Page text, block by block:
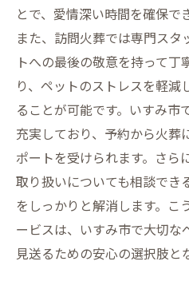
とで、愛情深い時間を確保で
また、訪問火葬では専門スタ
トへの最後の敬意を持って丁
り、ペットのストレスを軽減
ることが可能です。いすみ市
充実しており、予約から火葬
ポートを受けられます。さら
取り扱いについても相談でき
をしっかりと解消します。こ
ービスは、いすみ市で大切な
見送るための安心の選択肢と